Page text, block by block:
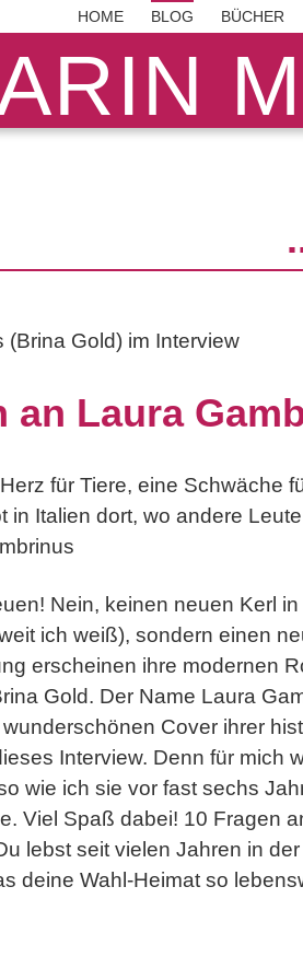
HOME BLOG BÜCHER
an Laura
für Tiere, eine Schwäche
in Italien dort, wo andere
Nein, keinen neuen Kerl
ich weiß), sondern einen
erscheinen ihre modernen
Gold. Der Name Laura
Cover ihrer
Interview. Denn für mich
wie ich sie vor fast sechs
Viel Spaß dabei! 10 Fragen
lebst seit vielen Jahren in
deine Wahl-Heimat so